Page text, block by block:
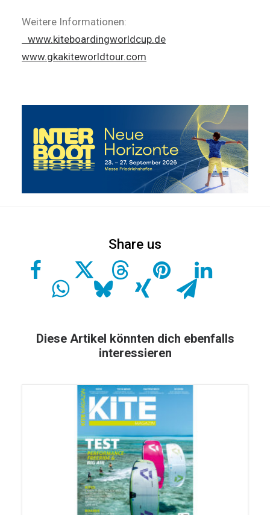
Weitere Informationen:
www.kiteboardingworldcup.de
www.gkakiteworldtour.com
Diese Artikel könnten dich ebenfalls
interessieren